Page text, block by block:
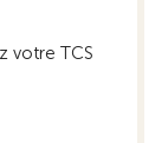
votre TCS